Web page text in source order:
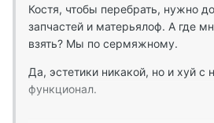
Костя, чтобы перебрать, нужно
запчастей и матерьялоф. А где
взять? Мы по сермяжному.
Да, эстетики никакой, но и хуй с
функционал.